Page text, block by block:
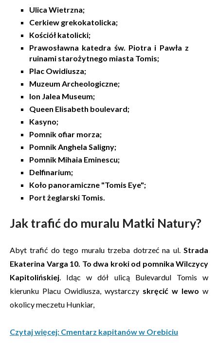
Ulica Wietrzna;
Cerkiew grekokatolicka;
Kościół katolicki;
Prawosławna katedra św. Piotra i Pawła z
ruinami starożytnego miasta Tomis;
Plac Owidiusza;
Muzeum Archeologiczne;
Ion Jalea Museum;
Queen Elisabeth boulevard;
Kasyno;
Pomnik ofiar morza;
Pomnik Anghela Saligny;
Pomnik Mihaia Eminescu;
Delfinarium;
Koło panoramiczne "Tomis Eye";
Port żeglarski Tomis.
Jak trafić do muralu Matki Natury?
Abyt trafić do tego muralu trzeba dotrzeć na ul. Strada
Ekaterina Varga 10. To dwa kroki od pomnika Wilczycy
Kapitolińskiej. Idąc w dół ulicą Bulevardul Tomis w
kierunku Placu Owidiusza, wystarczy skręcić w lewo w
okolicy meczetu Hunkiar,
Czytaj więcej: Cmentarz kapitanów w Orebiciu